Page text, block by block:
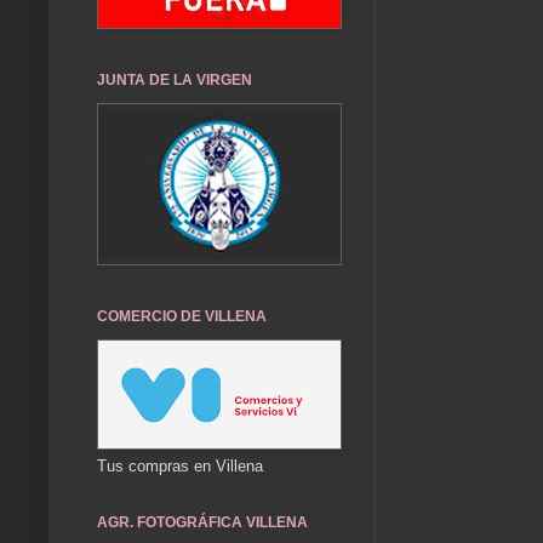
JUNTA DE LA VIRGEN
COMERCIO DE VILLENA
Tus compras en Villena
AGR. FOTOGRÁFICA VILLENA